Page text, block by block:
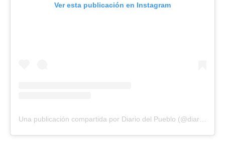
Ver esta publicación en Instagram